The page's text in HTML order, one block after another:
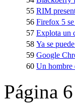
55 RIM
56 Firefox 5
57 Explota un
58 Ya se
59 Google
60 Un hombre
Página